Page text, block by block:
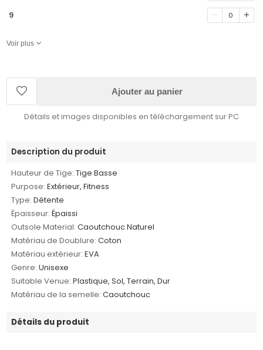
9 0
Voir plus
Ajouter au panier
Détails et images disponibles en téléchargement sur PC
Description du produit
Hauteur de Tige: Tige Basse
Purpose: Extérieur, Fitness
Type: Détente
Épaisseur: Épaissi
Outsole Material: Caoutchouc Naturel
Matériau de Doublure: Coton
Matériau extérieur: EVA
Genre: Unisexe
Suitable Venue: Plastique, Sol, Terrain, Dur
Matériau de la semelle: Caoutchouc
Détails du produit